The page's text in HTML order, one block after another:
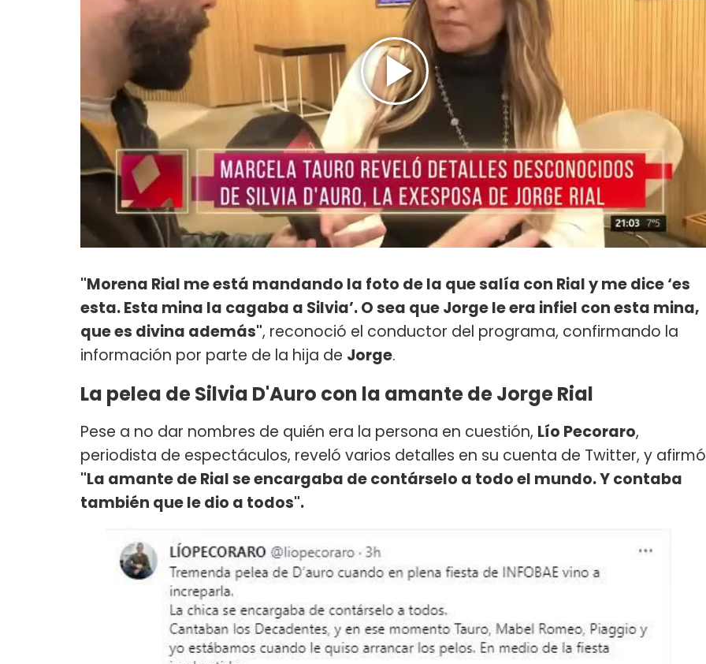
"Morena Rial me está mandando la foto de la que salía con Rial y me dice ‘es
esta. Esta mina la cagaba a Silvia’. O sea que Jorge le era infiel con esta mina,
que es divina además", reconoció el conductor del programa, confirmando la
información por parte de la hija de Jorge.
La pelea de Silvia D'Auro con la amante de Jorge Rial
Pese a no dar nombres de quién era la persona en cuestión, Lío Pecoraro,
periodista de espectáculos, reveló varios detalles en su cuenta de Twitter, y
"La amante de Rial se encargaba de contárselo a todo el mundo. Y contaba
también que le dio a todos".